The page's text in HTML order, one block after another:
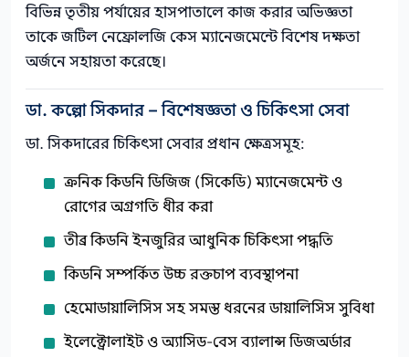
বিভিন্ন তৃতীয় পর্যায়ের হাসপাতালে কাজ করার অভিজ্ঞতা
তাকে জটিল নেফ্রোলজি কেস ম্যানেজমেন্টে বিশেষ দক্ষতা
অর্জনে সহায়তা করেছে।
ডা. কল্পো সিকদার – বিশেষজ্ঞতা ও চিকিৎসা সেবা
ডা. সিকদারের চিকিৎসা সেবার প্রধান ক্ষেত্রসমূহ:
ক্রনিক কিডনি ডিজিজ (সিকেডি) ম্যানেজমেন্ট ও
রোগের অগ্রগতি ধীর করা
তীব্র কিডনি ইনজুরির আধুনিক চিকিৎসা পদ্ধতি
কিডনি সম্পর্কিত উচ্চ রক্তচাপ ব্যবস্থাপনা
হেমোডায়ালিসিস সহ সমস্ত ধরনের ডায়ালিসিস সুবিধা
ইলেক্ট্রোলাইট ও অ্যাসিড-বেস ব্যালান্স ডিজঅর্ডার